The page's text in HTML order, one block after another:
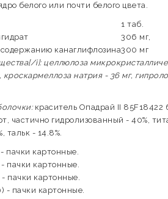
белого или почти белого цвета.
1 таб.
306 мг,
канаглифлозина300 мг
i]: целлюлоза
кроскармеллоза натрия - 36 мг,
краситель Опадрай II 85F18422
частично гидролизованный - 40%,
тальк - 14.8%.
пачки картонные.
пачки картонные.
пачки картонные.
- пачки картонные.